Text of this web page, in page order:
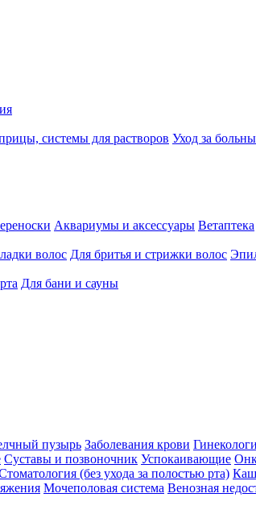
системы для растворов Уход за
Аквариумы и аксессуары Ветаптека
волос Для бритья и стрижки волос
Для бани и сауны
пузырь Заболевания крови
Суставы и позвоночник Успокаивающие
(без ухода за полостью рта)
Мочеполовая система Венозная